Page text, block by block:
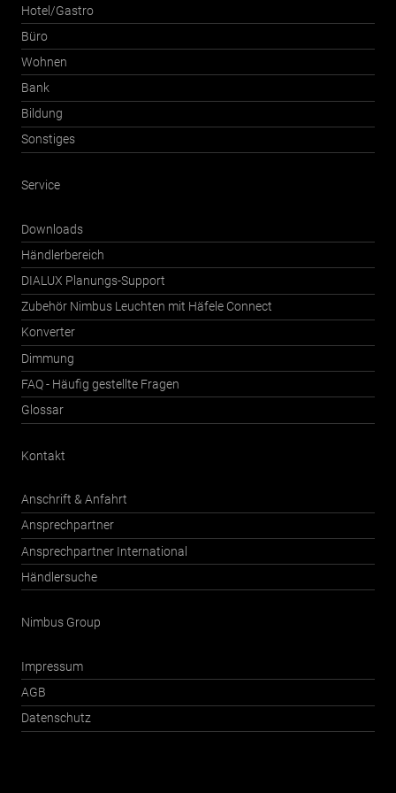
Hotel/Gastro
Büro
Wohnen
Bank
Bildung
Sonstiges
Service
Downloads
Händlerbereich
DIALUX Planungs-Support
Zubehör Nimbus Leuchten mit Häfele Connect
Konverter
Dimmung
FAQ - Häufig gestellte Fragen
Glossar
Kontakt
Anschrift & Anfahrt
Ansprechpartner
Ansprechpartner International
Händlersuche
Nimbus Group
Impressum
AGB
Datenschutz